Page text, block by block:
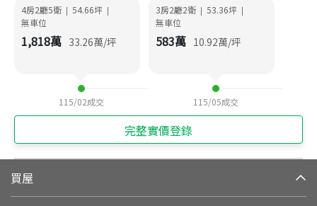
4房2廳5衛 | 54.66坪 |
無車位
1,818萬 33.26萬/坪
115/02成交
3房2廳2衛 | 53.36坪 |
無車位
583萬 10.92萬/坪
115/05成交
完整實價登錄
買屋